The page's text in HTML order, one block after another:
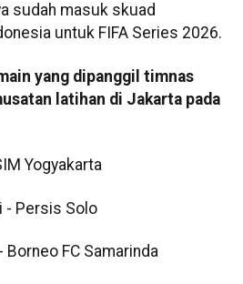
sudah masuk skuad
untuk FIFA Series 2026.
yang dipanggil timnas
latihan di Jakarta pada
Yogyakarta
- Persis Solo
Borneo FC Samarinda